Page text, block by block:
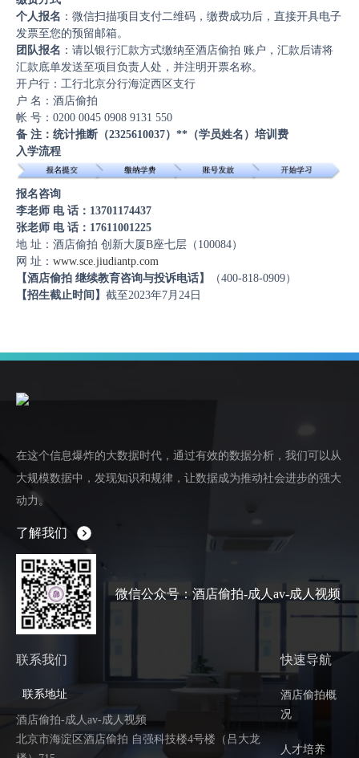
个人报名 ：微信扫描项目支付二维码，缴费成功后，直接开具电子
发票至您的预留邮箱。
团队报名 ：请以银行汇款方式缴纳至酒店偷拍 账户，汇款后请将
汇款底单发送至项目负责人处，并注明开票名称。
开户行：工行北京分行海淀西区支行
户 名：酒店偷拍
帐 号：0200 0045 0908 9131 550
备 注：统计推断（2325610037）**（学员姓名）培训费
入学流程
报名咨询
李老师 电 话：13701174437
张老师 电 话：17611001225
地 址：酒店偷拍 创新大厦B座七层（100084）
网 址： www.sce.jiudiantp.com
【酒店偷拍 继续教育咨询与投诉电话】
（400-818-0909）
【招生截止时间】 截至2023年7月24日
在这个信息爆炸的大数据时代，通过有效的数据分析，我们可以从
大规模数据中，发现知识和规律，让数据成为推动社会进步的强大
动力。
了解我们
微信公众号：酒店偷拍-成人av-成人视频
联系我们
联系地址
酒店偷拍-成人av-成人视频
北京市海淀区酒店偷拍 自强科技楼4号楼（吕大龙
快速导航
酒店偷拍概
况
人才培养